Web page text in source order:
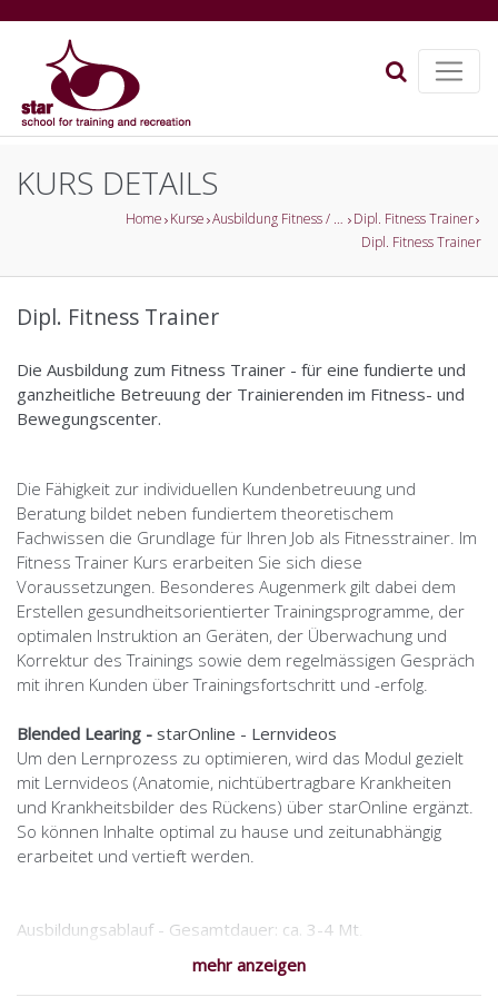
KURS DETAILS
Home Kurse Ausbildung Fitness / Gesundheitsförderung
Dipl. Fitness Trainer
Dipl. Fitness Trainer
Dipl. Fitness Trainer
Die Ausbildung zum Fitness Trainer - für eine fundierte und
ganzheitliche Betreuung der Trainierenden im Fitness- und
Bewegungscenter.
Die Fähigkeit zur individuellen Kundenbetreuung und
Beratung bildet neben fundiertem theoretischem
Fachwissen die Grundlage für Ihren Job als Fitnesstrainer. Im
Fitness Trainer Kurs erarbeiten Sie sich diese
Voraussetzungen. Besonderes Augenmerk gilt dabei dem
Erstellen gesundheitsorientierter Trainingsprogramme, der
optimalen Instruktion an Geräten, der Überwachung und
Korrektur des Trainings sowie dem regelmässigen Gespräch
mit ihren Kunden über Trainingsfortschritt und -erfolg.
Blended Learing - starOnline - Lernvideos
Um den Lernprozess zu optimieren, wird das Modul gezielt
mit Lernvideos (Anatomie, nichtübertragbare Krankheiten
und Krankheitsbilder des Rückens) über starOnline ergänzt.
So können Inhalte optimal zu hause und zeitunabhängig
erarbeitet und vertieft werden.
Ausbildungsablauf - Gesamtdauer: ca. 3-4 Mt
starOnline Lernplattform: ca. 2 Tage Anatomie /
individuell planbar ab Anmeldung / digital
mehr anzeigen